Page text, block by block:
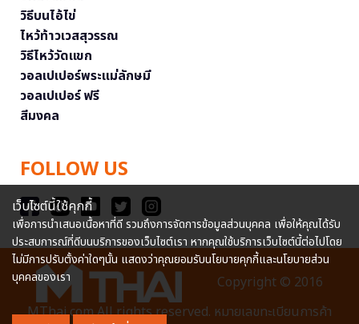
วิธีบนไอ้ไข่
ไหว้ท้าวเวสสุวรรณ
วิธีไหว้วัดแขก
วอลเปเปอร์พระแม่ลักษมี
วอลเปเปอร์ ฟรี
สีมงคล
FOLLOW US
Copyright © 2016
MThai.com All rights reserved. หมายเลขทะเบียนการค้า
เว็บไซต์นี้ใช้คุกกี้
เพื่อการนำเสนอเนื้อหาที่ดี รวมถึงการจัดการข้อมูลส่วนบุคคล เพื่อให้คุณได้รับ
ประสบการณ์ที่ดีบนบริการของเว็บไซต์เรา หากคุณใช้บริการเว็บไซต์นี้ต่อไปโดย
ไม่มีการปรับตั้งค่าใดๆนั้น แสดงว่าคุณยอมรับนโยบายคุกกี้และนโยบายส่วน
บุคคลของเรา